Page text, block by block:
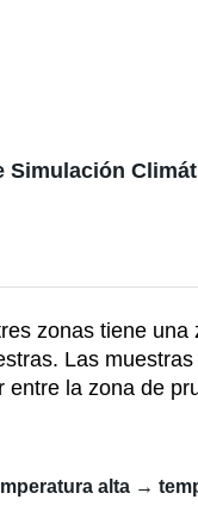
Simulación
zonas tiene
Las
la zona de
alta →